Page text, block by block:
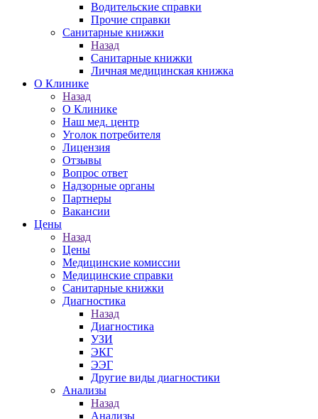
Водительские справки
Прочие справки
Санитарные книжки
Назад
Санитарные книжки
Личная медицинская книжка
О Клинике
Назад
О Клинике
Наш мед. центр
Уголок потребителя
Лицензия
Отзывы
Вопрос ответ
Надзорные органы
Партнеры
Вакансии
Цены
Назад
Цены
Медицинские комиссии
Медицинские справки
Санитарные книжки
Диагностика
Назад
Диагностика
УЗИ
ЭКГ
ЭЭГ
Другие виды диагностики
Анализы
Назад
Анализы